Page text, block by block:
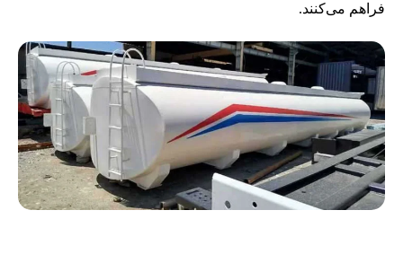
فراهم می‌کنند.